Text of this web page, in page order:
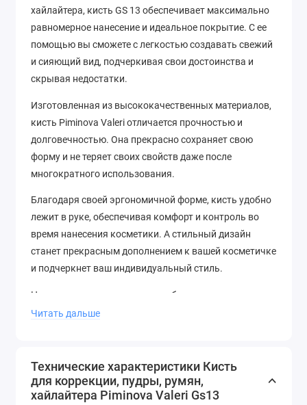
хайлайтера, кисть GS 13 обеспечивает максимально
равномерное нанесение и идеальное покрытие. С ее
помощью вы сможете с легкостью создавать свежий
и сияющий вид, подчеркивая свои достоинства и
скрывая недостатки.
Изготовленная из высококачественных материалов,
кисть Piminova Valeri отличается прочностью и
долговечностью. Она прекрасно сохраняет свою
форму и не теряет своих свойств даже после
многократного использования.
Благодаря своей эргономичной форме, кисть удобно
лежит в руке, обеспечивая комфорт и контроль во
время нанесения косметики. А стильный дизайн
станет прекрасным дополнением к вашей косметичке
и подчеркнет ваш индивидуальный стиль.
Не упустите возможность приобрести кисть для
коррекции Piminova Valeri GS 13 и наслаждайтесь
Читать дальше
Технические характеристики Кисть
для коррекции, пудры, румян,
хайлайтера Piminova Valeri Gs13